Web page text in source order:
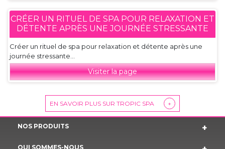
CRÉER UN RITUEL DE SPA POUR RELAXATION ET
DÉTENTE APRÈS UNE JOURNÉE STRESSANTE
Créer un rituel de spa pour relaxation et détente après une
journée stressante...
Visiter la page
EN SAVOIR PLUS SUR TROPIC SPA +
NOS PRODUITS
QUI SOMMES-NOUS